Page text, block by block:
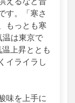
す。「寒さ
もっとも寒
温は東京で
上昇ととも
イライラし
味を上手に